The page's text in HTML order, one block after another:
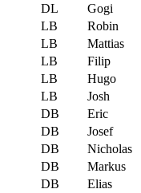
DL
Gogi
LB
Robin
LB
Mattias
LB
Filip
LB
Hugo
LB
Josh
DB
Eric
DB
Josef
DB
Nicholas
DB
Markus
DB
Elias